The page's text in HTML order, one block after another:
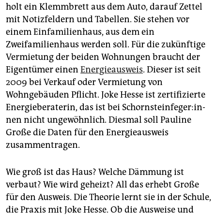
holt ein Klemmbrett aus dem Auto, darauf Zettel
mit Notizfeldern und Tabellen. Sie stehen vor
einem Einfamilienhaus, aus dem ein
Zweifamilienhaus werden soll. Für die zukünftige
Vermietung der beiden Wohnungen braucht der
Eigentümer einen Energieausweis. Dieser ist seit
2009 bei Verkauf oder Vermietung von
Wohngebäuden Pflicht. Joke Hesse ist zertifizierte
Energieberaterin, das ist bei Schorn­stein­fe­ge­r:in­
nen nicht ungewöhnlich. Diesmal soll Pauline
Große die Daten für den Energieausweis
zusammentragen.
Wie groß ist das Haus? Welche Dämmung ist
verbaut? Wie wird geheizt? All das erhebt Große
für den Ausweis. Die Theorie lernt sie in der Schule,
die Praxis mit Joke Hesse. Ob die Ausweise und